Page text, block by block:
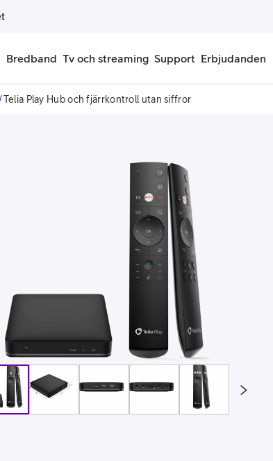
Familjeabonnemang
Extra användare
Mobilabonnemang för pensionär
Bredband Tv och streaming Support Erbjudanden
Telia Play Hub och fjärrkontroll utan siffror